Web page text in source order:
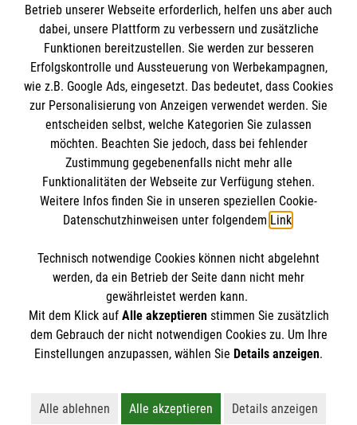
Kontakt
Impressum
Datenschutz
Malteser online
Malteser Campus
Malteser E-Werk
Malteser Kommende
Spendenkonto
Empfänger: Malteser Hilfsdienst e.V.
BIC: GENODED1PAX
Betrieb unserer Webseite erforderlich, helfen uns aber auch
dabei, unsere Plattform zu verbessern und zusätzliche
Funktionen bereitzustellen. Sie werden zur besseren
Erfolgskontrolle und Aussteuerung von Werbekampagnen,
wie z.B. Google Ads, eingesetzt. Das bedeutet, dass Cookies
zur Personalisierung von Anzeigen verwendet werden. Sie
entscheiden selbst, welche Kategorien Sie zulassen
möchten. Beachten Sie jedoch, dass bei fehlender
Zustimmung gegebenenfalls nicht mehr alle
Funktionalitäten der Webseite zur Verfügung stehen.
Weitere Infos finden Sie in unseren speziellen Cookie-
Datenschutzhinweisen unter folgendem Link.
Technisch notwendige Cookies können nicht abgelehnt
werden, da ein Betrieb der Seite dann nicht mehr
gewährleistet werden kann.
Mit dem Klick auf Alle akzeptierenstimmen Sie zusätzlich
dem Gebrauch der nicht notwendigen Cookies zu. Um Ihre
Einstellungen anzupassen, wählen Sie Details anzeigen.
Alle ablehnen
Alle akzeptieren
Details anzeigen